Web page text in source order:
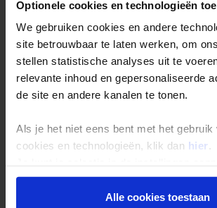
Optionele cookies en technologieën
We gebruiken cookies en andere
site betrouwbaar te laten werken, om
stellen statistische analyses uit te
relevante inhoud en gepersonaliseerde
de site en andere kanalen te tonen.
Als je het niet eens bent met het gebruik
cookies en technologieën, klik dan hier .
onder aan de pagina op elk gewenst
toekomst wijzigen.Alle cookies toestaan
Reizen met Shoestring
De belangrijkste info op een rij
Bestemmingen
Duurzaam reizen
Reis- en annuleringsvoorwaarden
Veelgestelde vragen
Inloggen op mijn.Shoestring